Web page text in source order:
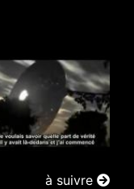
à suivre